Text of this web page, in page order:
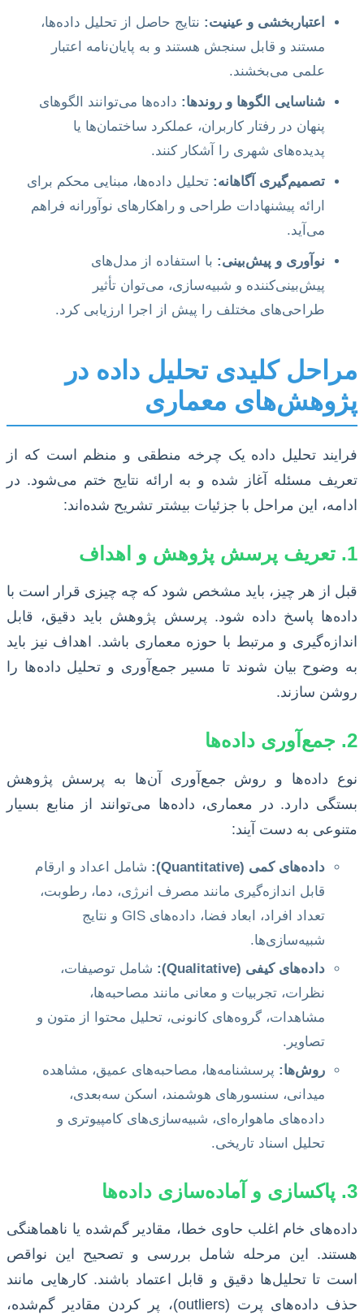
اعتباربخشی و عینیت: نتایج حاصل از تحلیل داده‌ها،
مستند و قابل سنجش هستند و به پایان‌نامه اعتبار
علمی می‌بخشند.
شناسایی الگوها و روندها: داده‌ها می‌توانند الگوهای
پنهان در رفتار کاربران، عملکرد ساختمان‌ها یا
پدیده‌های شهری را آشکار کنند.
تصمیم‌گیری آگاهانه: تحلیل داده‌ها، مبنایی محکم برای
ارائه پیشنهادات طراحی و راهکارهای نوآورانه فراهم
می‌آید.
نوآوری و پیش‌بینی: با استفاده از مدل‌های
پیش‌بینی‌کننده و شبیه‌سازی، می‌توان تأثیر
طراحی‌های مختلف را پیش از اجرا ارزیابی کرد.
مراحل کلیدی تحلیل داده در
پژوهش‌های معماری
فرایند تحلیل داده یک چرخه منطقی و منظم است که از
تعریف مسئله آغاز شده و به ارائه نتایج ختم می‌شود. در
ادامه، این مراحل با جزئیات بیشتر تشریح شده‌اند:
1. تعریف پرسش پژوهش و اهداف
قبل از هر چیز، باید مشخص شود که چه چیزی قرار است با
داده‌ها پاسخ داده شود. پرسش پژوهش باید دقیق، قابل
اندازه‌گیری و مرتبط با حوزه معماری باشد. اهداف نیز باید
به وضوح بیان شوند تا مسیر جمع‌آوری و تحلیل داده‌ها را
روشن سازند.
2. جمع‌آوری داده‌ها
نوع داده‌ها و روش جمع‌آوری آن‌ها به پرسش پژوهش
بستگی دارد. در معماری، داده‌ها می‌توانند از منابع بسیار
متنوعی به دست آیند:
داده‌های کمی (Quantitative):
شامل اعداد و ارقام
قابل اندازه‌گیری مانند مصرف انرژی، دما، رطوبت،
تعداد افراد، ابعاد فضا، داده‌های GIS و نتایج
شبیه‌سازی‌ها.
داده‌های کیفی (Qualitative):
شامل توصیفات،
نظرات، تجربیات و معانی مانند مصاحبه‌ها،
مشاهدات، گروه‌های کانونی، تحلیل محتوا از متون و
تصاویر.
روش‌ها: پرسشنامه‌ها، مصاحبه‌های عمیق، مشاهده
میدانی، سنسورهای هوشمند، اسکن سه‌بعدی،
داده‌های ماهواره‌ای، شبیه‌سازی‌های کامپیوتری و
تحلیل اسناد تاریخی.
3. پاکسازی و آماده‌سازی داده‌ها
داده‌های خام اغلب حاوی خطا، مقادیر گم‌شده یا ناهماهنگی
هستند. این مرحله شامل بررسی و تصحیح این نواقص
است تا تحلیل‌ها دقیق و قابل اعتماد باشند. کارهایی مانند
حذف داده‌های پرت (outliers)، پر کردن مقادیر گم‌شده،